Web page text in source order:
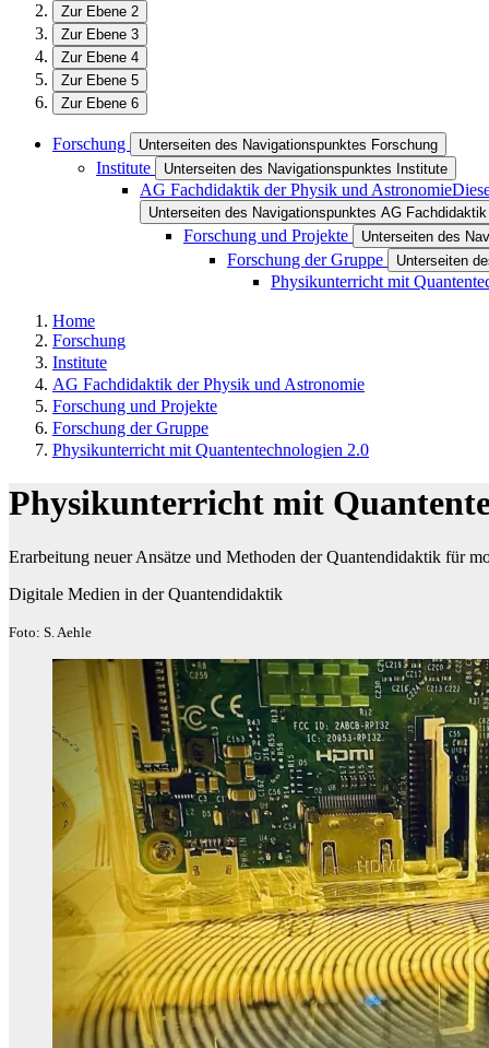
Zur Ebene 2
Zur Ebene 3
Zur Ebene 4
Zur Ebene 5
Zur Ebene 6
Forschung Unterseiten des Navigationspunktes Forschung
Institute Unterseiten des Navigationspunktes Institute
AG Fachdidaktik der Physik und Astronomie
Unterseiten des Navigationspunktes AG
Forschung und Projekte Unterseiten des
Forschung der Gruppe Unterseiten
Physikunterricht mit
Home
Forschung
Institute
AG Fachdidaktik der Physik und Astronomie
Forschung und Projekte
Forschung der Gruppe
Physikunterricht mit Quantentechnologien 2.0
Physikunterricht mit
Erarbeitung neuer Ansätze und Methoden der Quantendidaktik für
Digitale Medien in der Quantendidaktik
Foto: S. Aehle